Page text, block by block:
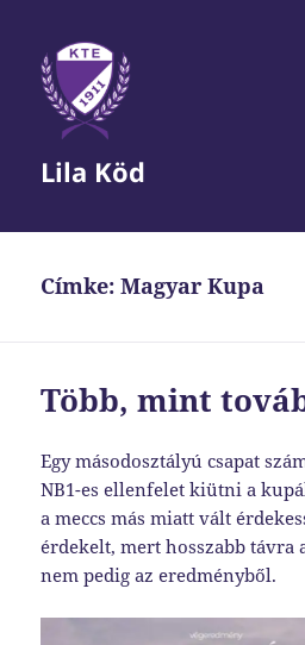
Lila Köd
Címke:Magyar Kupa
Több, mint
Egy másodosztályú csapat
NB1-es ellenfelet kiütni a
a meccs más miatt vált
érdekelt, mert hosszabb távra
nem pedig az eredményből.